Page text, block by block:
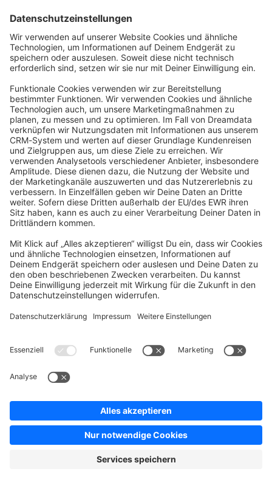
Angetrieben vonDiscourse, beste Erfahrung mit aktiviertem
community@shopware.com
Company
Press
Jobs
Newsletter
Store
Shopware 6 Handbook by
Splendid (German)
Shopware 6 - Product Feedback &
Terms & Conditions Privacy Legal notice Sitemap Cookie settings